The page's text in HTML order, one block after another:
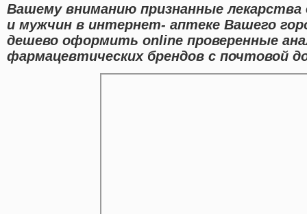
Вашему вниманию признанные лекарства
и мужчин в интернет- аптеке Вашего
дешево оформить online проверенные
фармацевтических брендов с почтовой